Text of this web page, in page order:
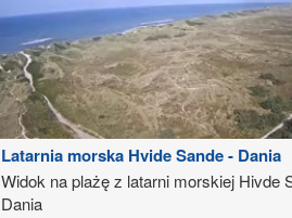
Latarnia morska Hvide Sande - Dania
Widok na plażę z latarni morskiej Hivde
Dania